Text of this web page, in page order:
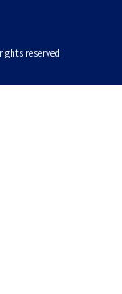
reserved